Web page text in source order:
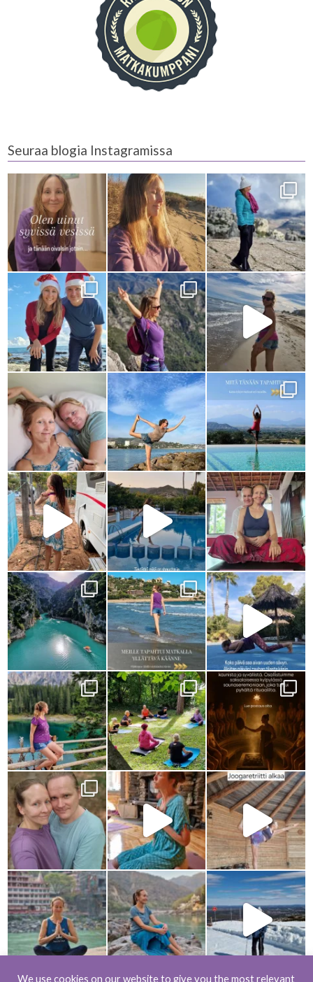
Seuraa blogia Instagramissa
We use cookies on our website to give you the most relevant